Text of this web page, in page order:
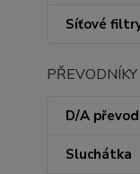
Síťové
PŘEVODNÍKY
D/A
Sluchátka